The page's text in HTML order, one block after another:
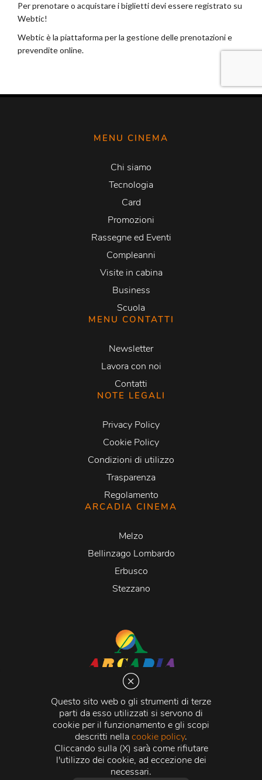
Questo sito web o gli strumenti di terze
parti da esso utilizzati si servono di
cookie per il funzionamento e gli scopi
descritti nellacookie policy.
Cliccando sulla (X) sarà come rifiutare
l'utilizzo dei cookie, ad eccezione dei
necessari.
MENU CINEMA
Chi siamo
Tecnologia
Card
Promozioni
Rassegne ed Eventi
Compleanni
Visite in cabina
Business
Scuola
MENU CONTATTI
Newsletter
Lavora con noi
Contatti
NOTE LEGALI
Privacy Policy
Cookie Policy
Condizioni di utilizzo
Trasparenza
Regolamento
ARCADIA CINEMA
Melzo
Bellinzago Lombardo
Erbusco
Stezzano
Via Martiri della Libertà 20066 Melzo (MI)
C.C.I.A.A. - R.E.A di Milano n. 1427910
Registro delle Imprese di Milano n. 338392 -
Fiscale e Partita Iva11015840157 | Capitale Sociale
500.000,00 i.v.
Credits:Crea Informatica S.r.l. 2026 © Tutti i diritti
riservati.